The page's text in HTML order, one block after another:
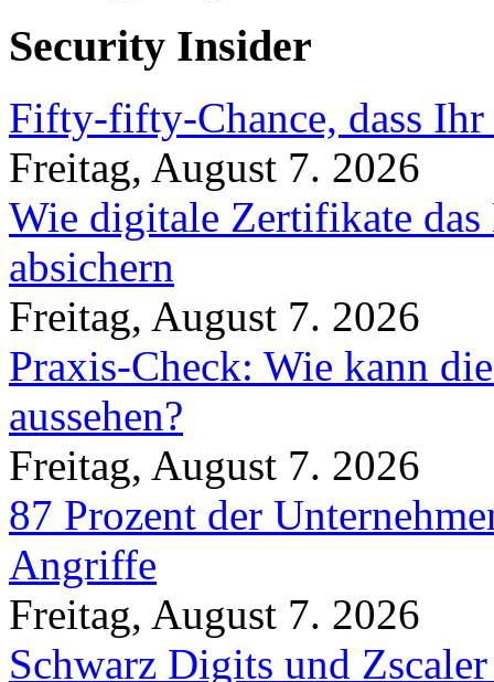
Security Insider
Fifty-fifty-Chance, dass
Freitag, August 7. 2026
Wie digitale Zertifikate
absichern
Freitag, August 7. 2026
Praxis-Check: Wie kann
aussehen?
Freitag, August 7. 2026
87 Prozent der
Angriffe
Freitag, August 7. 2026
Schwarz Digits und